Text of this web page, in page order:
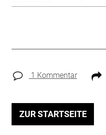
1 Kommentar
ZUR STARTSEITE